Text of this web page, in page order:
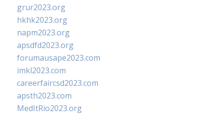
grur2023.org
hkhk2023.org
napm2023.org
apsdfd2023.org
forumausape2023.com
imkl2023.com
careerfaircsd2023.com
apsth2023.com
MedItRio2023.org